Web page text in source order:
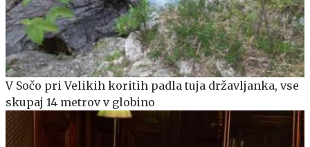
V Sočo pri Velikih koritih padla tuja državljanka, vse
skupaj 14 metrov v globino